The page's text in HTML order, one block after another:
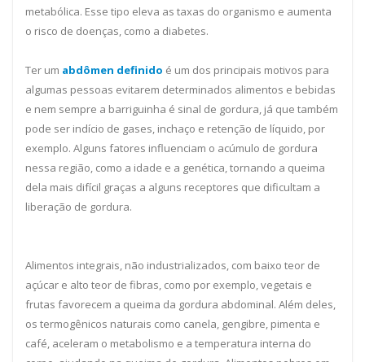
metabólica. Esse tipo eleva as taxas do organismo e aumenta
o risco de doenças, como a diabetes.
Ter um abdômen definido é um dos principais motivos para
algumas pessoas evitarem determinados alimentos e bebidas
e nem sempre a barriguinha é sinal de gordura, já que também
pode ser indício de gases, inchaço e retenção de líquido, por
exemplo. Alguns fatores influenciam o acúmulo de gordura
nessa região, como a idade e a genética, tornando a queima
dela mais difícil graças a alguns receptores que dificultam a
liberação de gordura.
Alimentos integrais, não industrializados, com baixo teor de
açúcar e alto teor de fibras, como por exemplo, vegetais e
frutas favorecem a queima da gordura abdominal. Além deles,
os termogênicos naturais como canela, gengibre, pimenta e
café, aceleram o metabolismo e a temperatura interna do